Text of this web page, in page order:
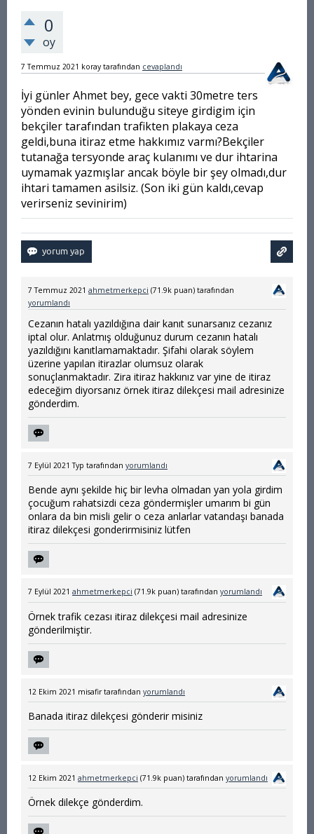
0
oy
7 Temmuz 2021 koray tarafından cevaplandı
İyi günler Ahmet bey, gece vakti 30metre ters
yönden evinin bulunduğu siteye girdigim için
bekçiler tarafından trafikten plakaya ceza
geldi,buna itiraz etme hakkımız varmı?Bekçiler
tutanağa tersyonde araç kulanımı ve dur ihtarina
uymamak yazmışlar ancak böyle bir şey olmadı,dur
ihtari tamamen asilsiz. (Son iki gün kaldı,cevap
verirseniz sevinirim)
7 Temmuz 2021 ahmetmerkepci (71.9k puan) tarafından
yorumlandı
Cezanın hatalı yazıldığına dair kanıt sunarsanız cezanız
iptal olur. Anlatmış olduğunuz durum cezanın hatalı
yazıldığını kanıtlamamaktadır. Şifahi olarak söylem
üzerine yapılan itirazlar olumsuz olarak
sonuçlanmaktadır. Zira itiraz hakkınız var yine de itiraz
edeceğim diyorsanız örnek itiraz dilekçesi mail adresinize
gönderdim.
7 Eylül 2021 Typ tarafından yorumlandı
Bende aynı şekilde hiç bir levha olmadan yan yola girdim
çocuğum rahatsizdi ceza göndermişler umarım bi gün
onlara da bin misli gelir o ceza anlarlar vatandaşı banada
itiraz dilekçesi gonderirmisiniz lütfen
7 Eylül 2021 ahmetmerkepci (71.9k puan) tarafından yorumlandı
Örnek trafik cezası itiraz dilekçesi mail adresinize
gönderilmiştir.
12 Ekim 2021 misafir tarafından yorumlandı
Banada itiraz dilekçesi gönderir misiniz
12 Ekim 2021 ahmetmerkepci (71.9k puan) tarafından yorumlandı
Örnek dilekçe gönderdim.